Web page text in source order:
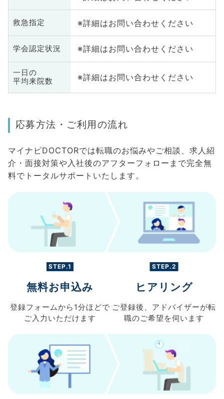
救急指定 ※詳細はお問い合わせください
学会認定状況 ※詳細はお問い合わせください
一日の
平均来院数
※詳細はお問い合わせください
応募方法・ご利用の流れ
マイナビDOCTORでは転職のお悩みやご相談、求人紹
介・面接対策や入社後のアフターフォローまで完全無
料でトータルサポートいたします。
STEP.1
無料お申込み
登録フォームから 1分ほどで
ご入力 いただけます
STEP.2
ヒアリング
ご登録後、 アドバイザーが転
職のご希望を伺います